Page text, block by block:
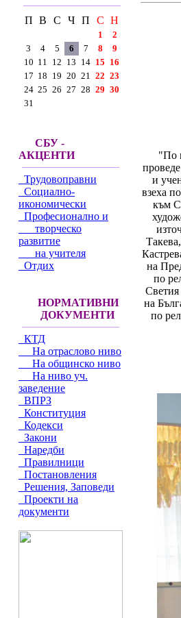
П В С Ч П С Н
1
2
3
4 5 6 7 8
9
10 11 12 13 14 15 16
17 18 19 20 21 22 23
24 25 26 27 28 29 30
31
СБУ -
АКЦЕНТИ
Трудовоправни
Социално-
икономически
Професионално и
творческо
развитие
на учителя
Отдих
НОРМАТИВНИ
ДОКУМЕНТИ
КТД
На отраслово ниво
На общинско ниво
На ниво уч.
заведение
ВПРЗ
Конституция
Кодекси
Закони
Наредби
Правилници
Постановления
Решения, Заповеди
Проекти на
документи
"По
и
взеха
към
на
по
на
по